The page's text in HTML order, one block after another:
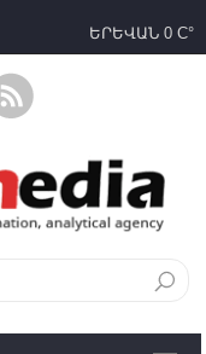
ԵՐԵՎԱՆ 0 C°